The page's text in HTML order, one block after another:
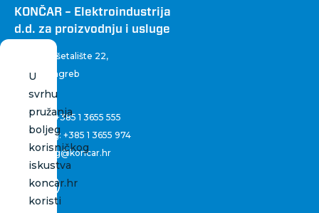
KONČAR – Elektroindustrija
d.d. za proizvodnju i usluge
Fallerovo šetalište 22,
10 000 Zagreb
Hrvatska
Centrala:+385 1 3655 555
Marketing: +385 1 3655 974
marketing@koncar.hr
U
svrhu
pružanja
boljeg
korisničkog
iskustva
koncar.hr
koristi